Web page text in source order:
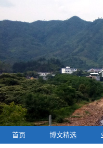
一
首页 博文精选